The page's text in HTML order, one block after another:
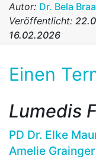
Autor: Dr. Bela
Veröffentlicht:
16.02.2026
Einen
Lumedis
PD Dr. Elke
Amelie Grainger